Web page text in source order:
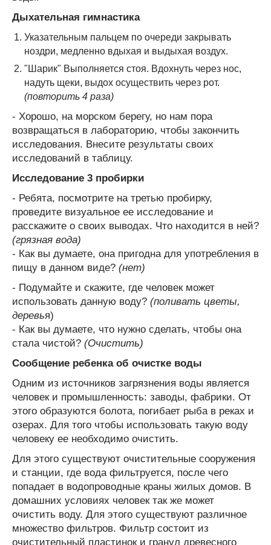
Дыхательная гимнастика
Указательным пальцем по очереди закрывать
ноздри, медленно вдыхая и выдыхая воздух.
"Шарик" Выполняется стоя. Вдохнуть через нос,
надуть щеки, выдох осуществить через рот.
(повторить 4 раза)
- Хорошо, на морском берегу, но нам пора
возвращаться в лабораторию, чтобы закончить
исследования. Внесите результаты своих
исследований в таблицу.
Исследование 3 пробирки
- Ребята, посмотрите на третью пробирку,
проведите визуальное ее исследование и
расскажите о своих выводах. Что находится в ней?
(грязная вода)
- Как вы думаете, она пригодна для употребления в
пищу в данном виде? (нет)
- Подумайте и скажите, где человек может
использовать данную воду? (поливать цветы,
деревья)
- Как вы думаете, что нужно сделать, чтобы она
стала чистой? (Очистить)
Сообщение ребенка об очистке воды
Одним из источников загрязнения воды является
человек и промышленность: заводы, фабрики. От
этого образуются болота, погибает рыба в реках и
озерах. Для того чтобы использовать такую воду
человеку ее необходимо очистить.
Для этого существуют очистительные сооружения
и станции, где вода фильтруется, после чего
попадает в водопроводные краны жилых домов. В
домашних условиях человек так же может
очистить воду. Для этого существуют различное
множество фильтров. Фильтр состоит из
очистительный пластинок и гранул древесного